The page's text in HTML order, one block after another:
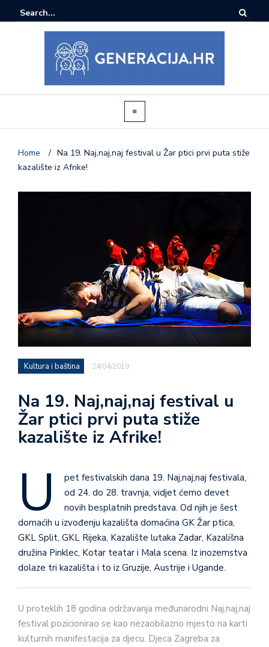
Home / Na 19. Naj,naj,naj festival u Žar ptici prvi puta stiže
kazalište iz Afrike!
Kultura i baština 24/04/2019
Na 19. Naj,naj,naj festival u
Žar ptici prvi puta stiže
kazalište iz Afrike!
U
pet festivalskih dana 19. Naj,naj,naj festivala,
od 24. do 28. travnja, vidjet ćemo devet
novih besplatnih predstava. Od njih je šest
domaćih u izvođenju kazališta domaćina GK Žar ptica,
GKL Split, GKL Rijeka, Kazalište lutaka Zadar, Kazališna
družina Pinklec, Kotar teatar i Mala scena. Iz inozemstva
dolaze tri kazališta i to iz Gruzije, Austrije i Ugande.
U proteklih 18 godina održavanja međunarodni Naj,naj,naj
festival pozicionirao se kao nezaobilazno mjesto na karti
kulturnih manifestacija za djecu. Djeca Zagreba za